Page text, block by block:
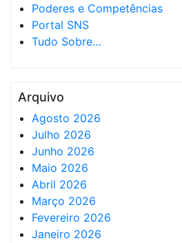
Poderes e Competências
Portal SNS
Tudo Sobre…
Arquivo
Agosto 2026
Julho 2026
Junho 2026
Maio 2026
Abril 2026
Março 2026
Fevereiro 2026
Janeiro 2026